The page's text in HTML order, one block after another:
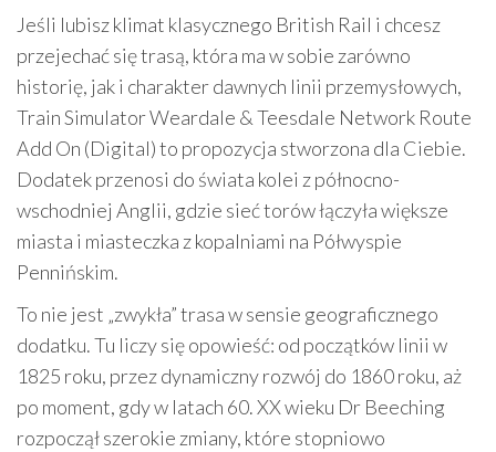
Jeśli lubisz klimat klasycznego British Rail i chcesz
przejechać się trasą, która ma w sobie zarówno
historię, jak i charakter dawnych linii przemysłowych,
Train Simulator Weardale & Teesdale Network Route
Add On (Digital) to propozycja stworzona dla Ciebie.
Dodatek przenosi do świata kolei z północno-
wschodniej Anglii, gdzie sieć torów łączyła większe
miasta i miasteczka z kopalniami na Półwyspie
Pennińskim.
To nie jest „zwykła” trasa w sensie geograficznego
dodatku. Tu liczy się opowieść: od początków linii w
1825 roku, przez dynamiczny rozwój do 1860 roku, aż
po moment, gdy w latach 60. XX wieku Dr Beeching
rozpoczął szerokie zmiany, które stopniowo